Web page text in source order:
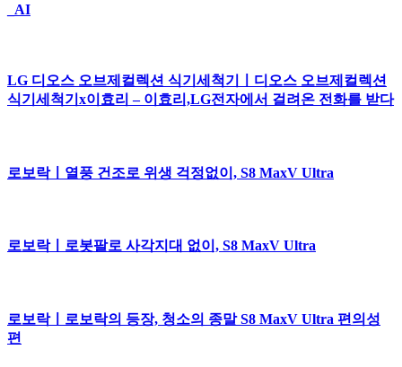
_AI
LG 디오스 오브제컬렉션 식기세척기ㅣ디오스 오브제컬렉션
식기세척기x이효리 – 이효리,LG전자에서 걸려온 전화를 받다
로보락ㅣ열풍 건조로 위생 걱정없이, S8 MaxV Ultra
로보락ㅣ로봇팔로 사각지대 없이, S8 MaxV Ultra
로보락ㅣ로보락의 등장, 청소의 종말 S8 MaxV Ultra 편의성
편